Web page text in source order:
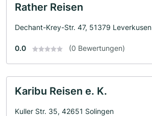
Rather Reisen
Dechant-Krey-Str. 47, 51379 Leverkusen
0.0 (0 Bewertungen)
Karibu Reisen e. K.
Kuller Str. 35, 42651 Solingen